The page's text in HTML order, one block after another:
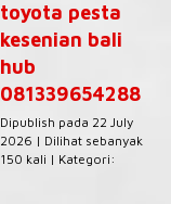
toyota pesta
kesenian bali
hub
081339654288
Dipublish pada 22 July
2026 | Dilihat sebanyak
150 kali | Kategori: